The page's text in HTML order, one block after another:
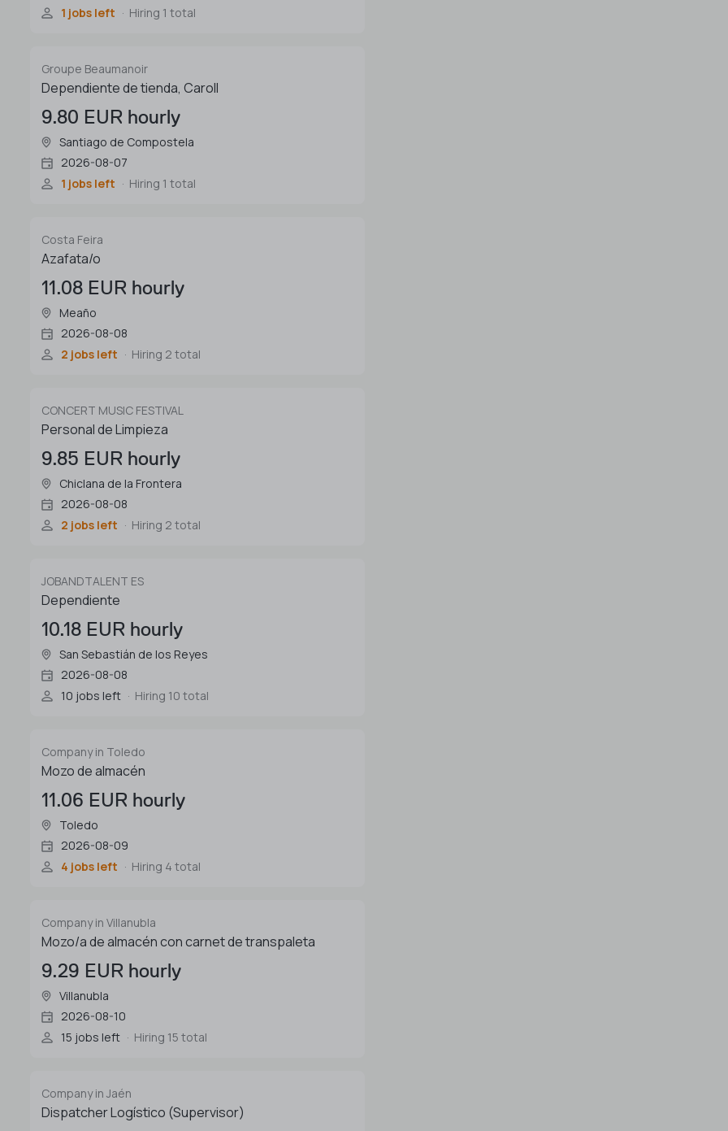
1 jobs left
Hiring 1 total
Groupe Beaumanoir
Dependiente de tienda, Caroll
9.80 EUR hourly
Santiago de Compostela
2026-08-07
1 jobs left
Hiring 1 total
Costa Feira
Azafata/o
11.08 EUR hourly
Meaño
2026-08-08
2 jobs left
Hiring 2 total
CONCERT MUSIC FESTIVAL
Personal de Limpieza
9.85 EUR hourly
Chiclana de la Frontera
2026-08-08
2 jobs left
Hiring 2 total
JOBANDTALENT ES
Dependiente
10.18 EUR hourly
San Sebastián de los Reyes
2026-08-08
10 jobs left
Hiring 10 total
Company in Toledo
Mozo de almacén
11.06 EUR hourly
Toledo
2026-08-09
4 jobs left
Hiring 4 total
Company in Villanubla
Mozo/a de almacén con carnet de transpaleta
9.29 EUR hourly
Villanubla
2026-08-10
15 jobs left
Hiring 15 total
Company in Jaén
Dispatcher Logístico (Supervisor)